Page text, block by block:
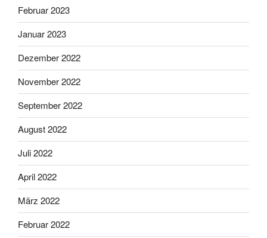
Februar 2023
Januar 2023
Dezember 2022
November 2022
September 2022
August 2022
Juli 2022
April 2022
März 2022
Februar 2022